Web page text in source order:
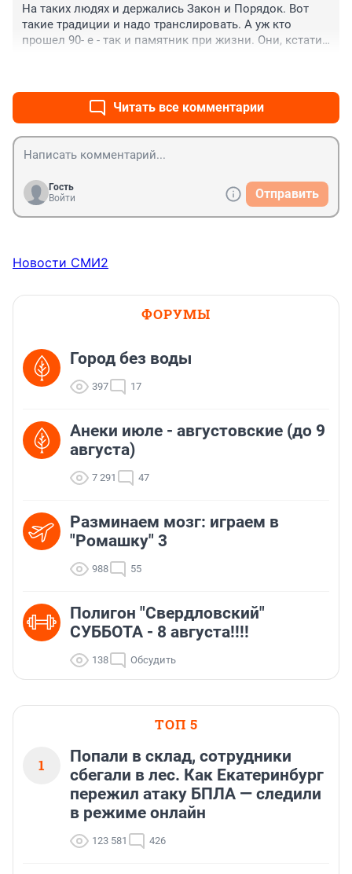
На таких людях и держались Закон и Порядок. Вот
такие традиции и надо транслировать. А уж кто
прошел 90- е - так и памятник при жизни. Они, кстати,
приказами - большой вопрос, за что.
Читать все комментарии
Гость
Войти
Отправить
Новости СМИ2
ФОРУМЫ
Город без воды
397 17
Анеки июле - августовские (до 9
августа)
7 291 47
Разминаем мозг: играем в
"Ромашку" 3
988 55
Полигон "Свердловский"
СУББОТА - 8 августа!!!!
138 Обсудить
ТОП 5
1
Попали в склад, сотрудники
сбегали в лес. Как Екатеринбург
пережил атаку БПЛА — следили
в режиме онлайн
123 581 426